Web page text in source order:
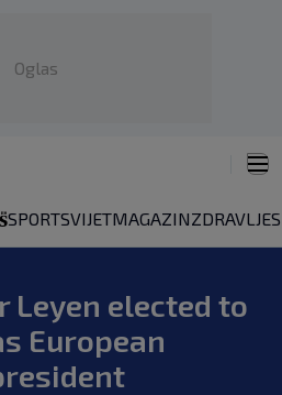
Oglas
SPORTSVIJETMAGAZINZDRAVLJE
Leyen elected to
European